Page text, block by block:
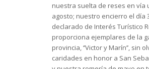
nuestra suelta de reses en vía
agosto; nuestro encierro el día
declarado de Interés Turístico
proporciona ejemplares de la
provincia, ‘’Victor y Marín’’,
caridades en honor a San